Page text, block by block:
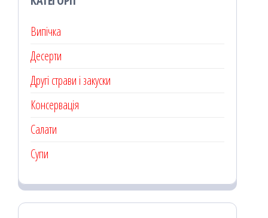
Випічка
Десерти
Другі страви і закуски
Консервація
Салати
Супи